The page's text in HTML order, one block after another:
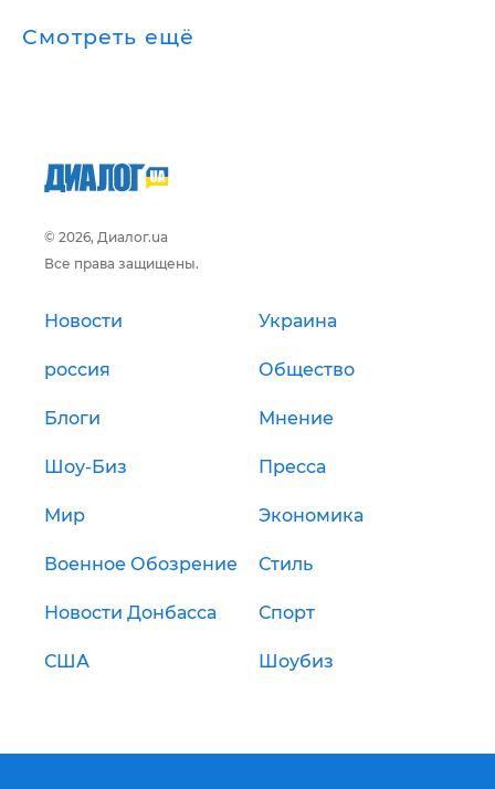
Смотреть ещё
© 2026, Диалог.ua
Все права защищены.
Новости Украина
россия Общество
Блоги Мнение
Шоу-Биз Пресса
Мир Экономика
Военное Обозрение Стиль
Новости Донбасса Спорт
США Шоубиз